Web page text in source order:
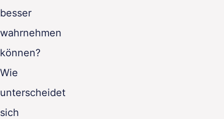
besser
wahrnehmen
können?
Wie
unterscheidet
sich